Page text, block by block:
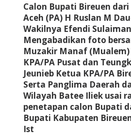
Calon Bupati Bireuen
Aceh (PA) H Ruslan M
Wakilnya Efendi Sulaiman
Mengabadikan foto
Muzakir Manaf
KPA/PA Pusat dan
Jeunieb Ketua KPA/PA
Serta Panglima Daerah
Wilayah Batee Iliek usai
penetapan calon Bupati
Bupati Kabupaten
Ist